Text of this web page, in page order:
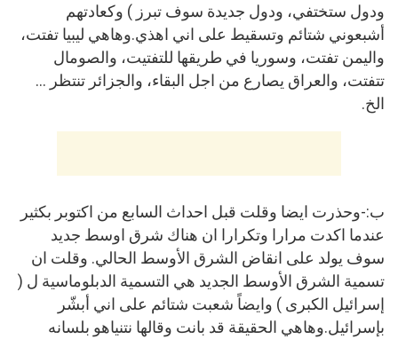
ودول ستختفي، ودول جديدة سوف تبرز ) وكعادتهم
أشبعوني شتائم وتسقيط على اني اهذي.وهاهي ليبيا تفتت،
واليمن تفتت، وسوريا في طريقها للتفتيت، والصومال
تتفتت، والعراق يصارع من اجل البقاء، والجزائر تنتظر …
الخ.
ب:-وحذرت ايضا وقلت قبل احداث السابع من اكتوبر بكثير
عندما اكدت مرارا وتكرارا ان هناك شرق اوسط جديد
سوف يولد على انقاض الشرق الأوسط الحالي. وقلت ان
تسمية الشرق الأوسط الجديد هي التسمية الدبلوماسية ل (
إسرائيل الكبرى ) وايضاً شعبت شتائم على اني أبشّر
بإسرائيل.وهاهي الحقيقة قد بانت وقالها نتنياهو بلسانه